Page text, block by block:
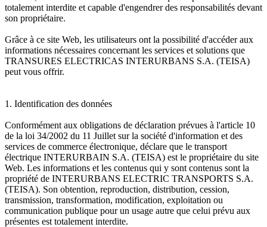
totalement interdite et capable d'engendrer des responsabilités devant
son propriétaire.
Grâce à ce site Web, les utilisateurs ont la possibilité d'accéder aux
informations nécessaires concernant les services et solutions que
TRANSURES ELECTRICAS INTERURBANS S.A. (TEISA)
peut vous offrir.
1. Identification des données
Conformément aux obligations de déclaration prévues à l'article 10
de la loi 34/2002 du 11 Juillet sur la société d'information et des
services de commerce électronique, déclare que le transport
électrique INTERURBAIN S.A. (TEISA) est le propriétaire du site
Web. Les informations et les contenus qui y sont contenus sont la
propriété de INTERURBANS ELECTRIC TRANSPORTS S.A.
(TEISA). Son obtention, reproduction, distribution, cession,
transmission, transformation, modification, exploitation ou
communication publique pour un usage autre que celui prévu aux
présentes est totalement interdite.